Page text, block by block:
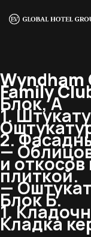
Wyndham
Family
Блок, А
1.
2.
—
и
плиткой.
—
Блок Б.
1.
Кладка